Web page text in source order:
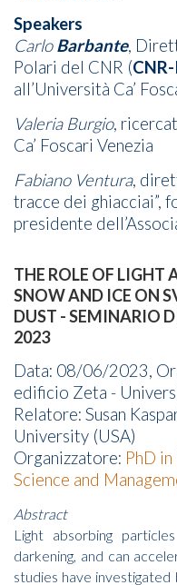
Speakers
CarloBarbante,
Polari del CNR (CNR-
all’Università Ca’
Valeria Burgio,
Ca’ Foscari Venezia
Fabiano Ventura,
tracce dei ghiacciai”,
presidente
THE ROLE OF LIGHT
SNOW AND ICE ON
DUST - SEMINARIO
2023
Data: 08/06/2023,
edificio Zeta -
Relatore: Susan
University (USA)
Organizzatore: PhD
Science and
Abstract
Light absorbing
darkening, and can
studies have